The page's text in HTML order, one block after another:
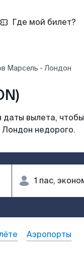
Где мой билет?
Марсель - Лондон
вылета, чтобы
недорого.
Аэропорты